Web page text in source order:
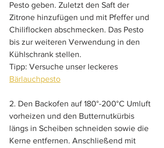
Pesto geben. Zuletzt den Saft der
Zitrone hinzufügen und mit Pfeffer und
Chiliflocken abschmecken. Das Pesto
bis zur weiteren Verwendung in den
Kühlschrank stellen.
Tipp: Versuche unser leckeres
Bärlauchpesto
2. Den Backofen auf 180°-200°C Umluft
vorheizen und den Butternutkürbis
längs in Scheiben schneiden sowie die
Kerne entfernen. Anschließend mit